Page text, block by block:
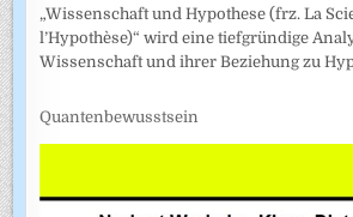
„Wissenschaft und Hypothese (frz. La
l’Hypothèse)“ wird eine tiefgründige
Wissenschaft und ihrer Beziehung zu
Quantenbewusstsein